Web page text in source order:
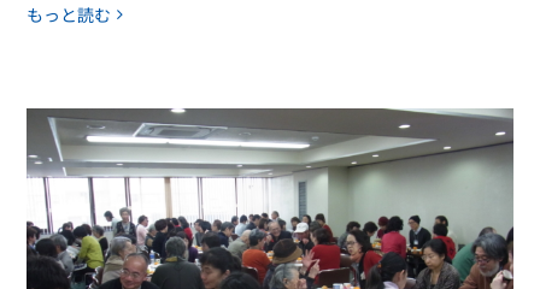
もっと読む